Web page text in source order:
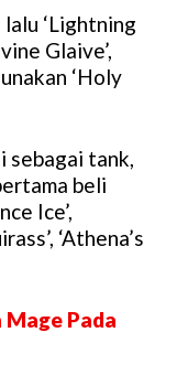
‘Lightning
Glaive’,
‘Holy
sebagai tank,
beli
Ice’,
‘Athena’s
Pada